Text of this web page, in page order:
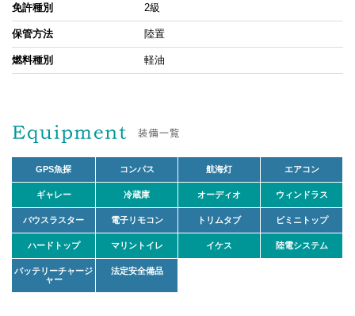
免許種別 2級
保管方法 陸置
燃料種別 軽油
GPS魚探 コンパス 航海灯 エアコン
ギャレー 冷蔵庫 オーディオ ウィンドラス
バウスラスター 電子リモコン トリムタブ ビミニトップ
ハードトップ マリントイレ イケス 陸電システム
バッテリーチャージ
ャー
法定安全備品